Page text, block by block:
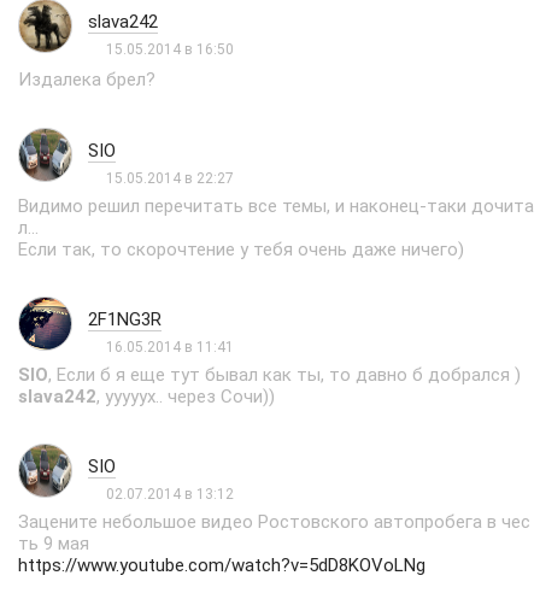
slava242
15.05.2014 в 16:50
Издалека брел?
SIO
15.05.2014 в 22:27
Видимо решил перечитать все темы, и наконец-таки дочита
л...
Если так, то скорочтение у тебя очень даже ничего)
2F1NG3R
16.05.2014 в 11:41
SIO, Если б я еще тут бывал как ты, то давно б добрался )
slava242, ууууух.. через Сочи))
SIO
02.07.2014 в 13:12
Зацените небольшое видео Ростовского автопробега в чес
ть 9 мая
https://www.youtube.com/watch?v=5dD8KOVoLNg